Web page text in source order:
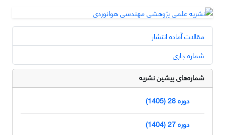
مقالات آماده انتشار
شماره جاری
شماره‌های پیشین نشریه
دوره 28 (1405)
دوره 27 (1404)